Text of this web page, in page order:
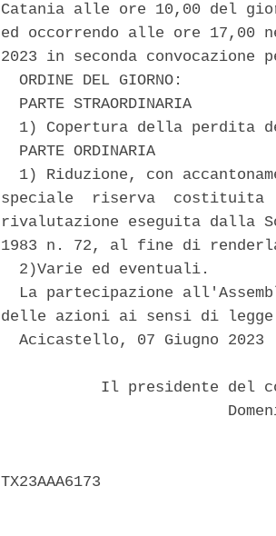
Catania alle ore 10,00 del
ed occorrendo alle ore
2023 in seconda
  ORDINE DEL GIORNO:
  PARTE STRAORDINARIA
1) Copertura della perdita
  PARTE ORDINARIA
1) Riduzione, con
speciale  riserva
rivalutazione eseguita dalla
1983 n. 72, al fine di
  2)Varie ed eventuali.
La partecipazione
delle azioni ai sensi di
  Acicastello, 07 Giugno 2023
Il presidente del